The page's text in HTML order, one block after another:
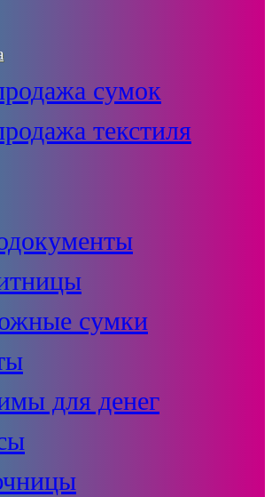
сумок
текстиля
сумки
для денег